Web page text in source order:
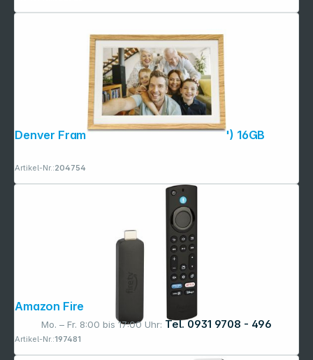
Mo. – Fr. 8:00 bis 17:00 Uhr: Tel. 0931 9708 - 496
Denver Frameo PFF-1018 25,4cm (10,1") 16GB
Artikel-Nr.:204754
Artikel-Nr.:197481